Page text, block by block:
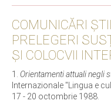
COMUNICĂRI
PRELEGERI
ȘI COLOCVII
1. Orientamenti attuali negli
Internazionale "Lingua e
17 - 20 octombrie 1988.